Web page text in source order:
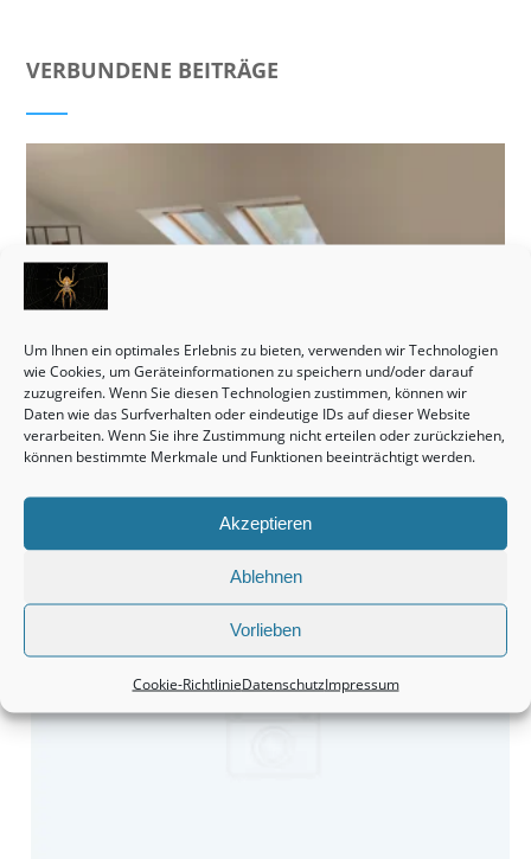
Um Ihnen ein optimales Erlebnis zu bieten, verwenden wir Technologien
wie Cookies, um Geräteinformationen zu speichern und/oder darauf
zuzugreifen. Wenn Sie diesen Technologien zustimmen, können wir
Daten wie das Surfverhalten oder eindeutige IDs auf dieser Website
verarbeiten. Wenn Sie ihre Zustimmung nicht erteilen oder zurückziehen,
können bestimmte Merkmale und Funktionen beeinträchtigt werden.
Akzeptieren
Ablehnen
Vorlieben
Cookie-RichtlinieDatenschutzImpressum
VERBUNDENE BEITRÄGE
Monteurzimmer Hannover: Schnell die passende Unterkunft
finden.